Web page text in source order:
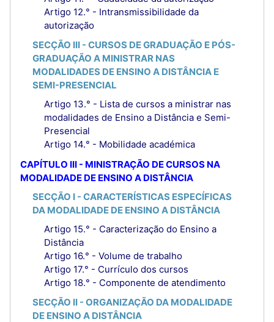
Artigo 12.° - Intransmissibilidade da
autorização
SECÇÃO III - CURSOS DE GRADUAÇÃO E PÓS-
GRADUAÇÃO A MINISTRAR NAS
MODALIDADES DE ENSINO A DISTÂNCIA E
SEMI-PRESENCIAL
Artigo 13.° - Lista de cursos a ministrar nas
modalidades de Ensino a Distância e Semi-
Presencial
Artigo 14.° - Mobilidade académica
CAPÍTULO III - MINISTRAÇÃO DE CURSOS NA
MODALIDADE DE ENSINO A DISTÂNCIA
SECÇÃO I - CARACTERÍSTICAS ESPECÍFICAS
DA MODALIDADE DE ENSINO A DISTÂNCIA
Artigo 15.° - Caracterização do Ensino a
Distância
Artigo 16.° - Volume de trabalho
Artigo 17.° - Currículo dos cursos
Artigo 18.° - Componente de atendimento
SECÇÃO II - ORGANIZAÇÃO DA MODALIDADE
DE ENSINO A DISTÂNCIA